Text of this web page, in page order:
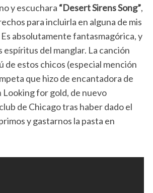
y escuchara “Desert Sirens Song”,
para incluirla en alguna de mis
absolutamente fantasmagórica, y
espíritus del manglar. La canción
de estos chicos (especial mención
que hizo de encantadora de
Looking for gold, de nuevo
de Chicago tras haber dado el
y gastarnos la pasta en